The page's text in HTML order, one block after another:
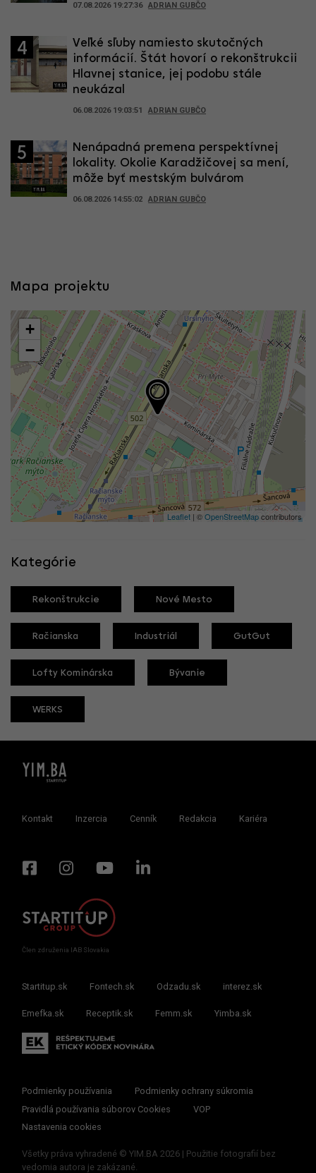
07.08.2026 19:27:36 ADRIAN GUBČO
4
Veľké sľuby namiesto skutočných
informácií. Štát hovorí o rekonštrukcii
Hlavnej stanice, jej podobu stále
neukázal
06.08.2026 19:03:51 ADRIAN GUBČO
5
Nenápadná premena perspektívnej
lokality. Okolie Karadžičovej sa mení,
môže byť mestským bulvárom
06.08.2026 14:55:02 ADRIAN GUBČO
Mapa projektu
+
−
Leaflet | ©OpenStreetMapcontributors
Kategórie
Rekonštrukcie Nové Mesto
Račianska Industriál GutGut
Lofty Kominárska Bývanie
WERKS
Kontakt Inzercia Cenník Redakcia Kariéra
Člen združenia IAB Slovakia
Startitup.sk Fontech.sk Odzadu.sk interez.sk
Emefka.sk Receptik.sk Femm.sk Yimba.sk
Podmienky používania
Podmienky ochrany súkromia
Pravidlá používania súborov Cookies
VOP
Nastavenia cookies
Všetky práva vyhradené © YIM.BA 2026 | Použitie fotografií bez
vedomia autora je zakázané.